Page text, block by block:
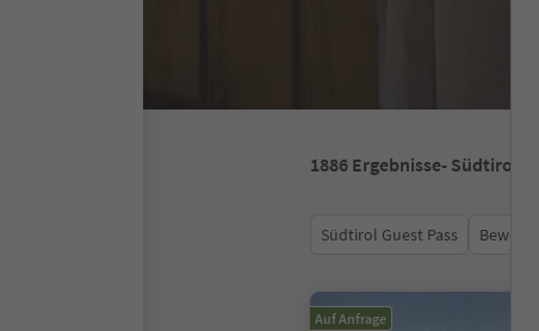
1886 Ergebnisse- Südtirol
Südtirol Guest Pass
Auf Anfrage